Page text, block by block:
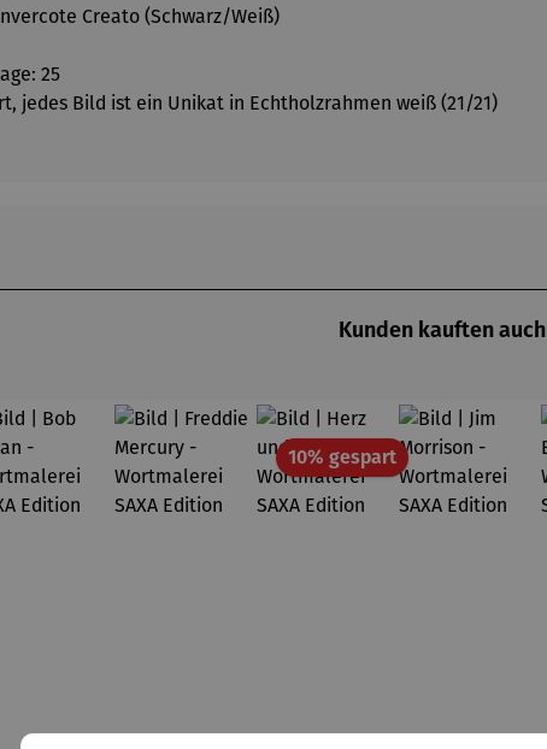
Creato (Schwarz/Weiß)
25
jedes Bild ist ein Unikat in Echtholzrahmen weiß (21/21)
Kunden kauften auch
10% gespartRabatt